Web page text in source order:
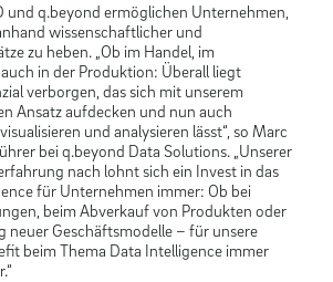
und q.beyond ermöglichen Unternehmen,
wissenschaftlicher und
zu heben. „Ob im Handel, im
in der Produktion: Überall liegt
verborgen, das sich mit unserem
Ansatz aufdecken und nun auch
und analysieren lässt“, so Marc
bei q.beyond Data Solutions. „Unserer
nach lohnt sich ein Invest in das
für Unternehmen immer: Ob bei
beim Abverkauf von Produkten oder
neuer Geschäftsmodelle – für unsere
beim Thema Data Intelligence immer